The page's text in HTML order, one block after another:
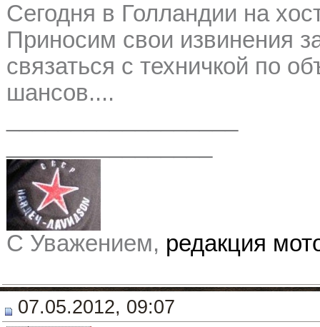
Сегодня в Голландии на
Приносим свои извинения
связаться с техничкой по
шансов....
С Уважением, редакция
07.05.2012, 09:07